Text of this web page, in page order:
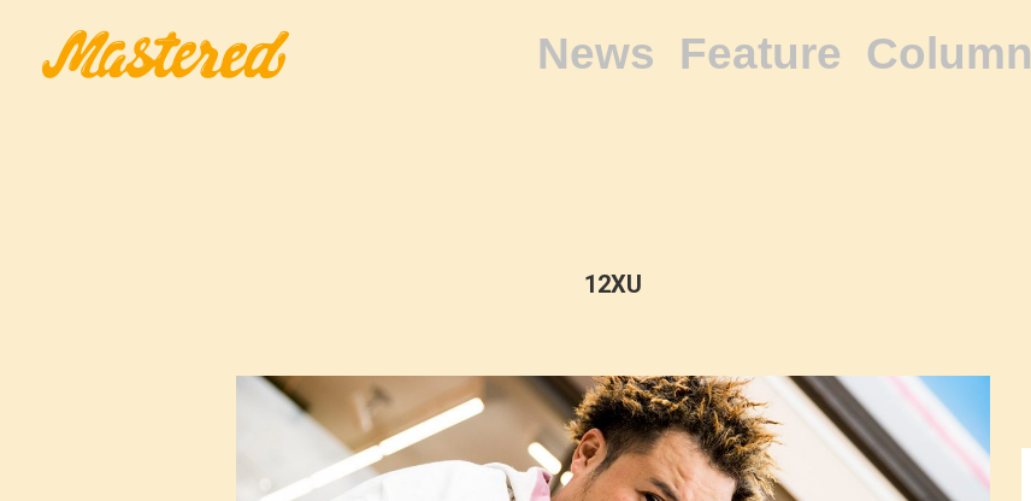
News Feature Column
12XU